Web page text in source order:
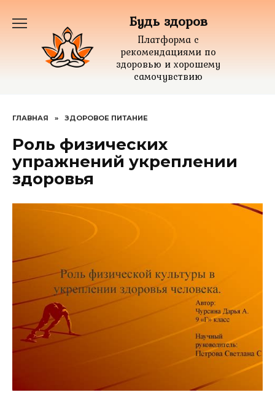
содержанию
Будь здоров
Платформа с
рекомендациями по
здоровью и хорошему
самочувствию
ГЛАВНАЯ » ЗДОРОВОЕ ПИТАНИЕ
Роль физических
упражнений укреплении
здоровья